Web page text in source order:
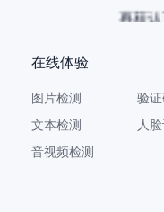
再获
在线体验
图片检测
文本检测
音视频检测
验
人